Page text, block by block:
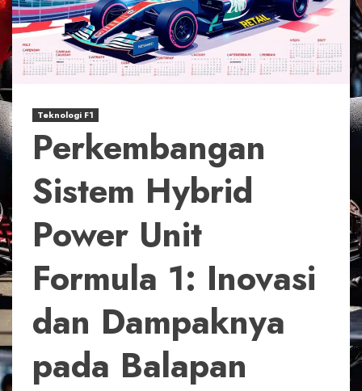
Teknologi F1
Perkembangan
Sistem Hybrid
Power Unit
Formula 1: Inovasi
dan Dampaknya
pada Balapan